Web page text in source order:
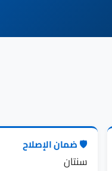
🛡️ ضمان الإصلاح
سنتان